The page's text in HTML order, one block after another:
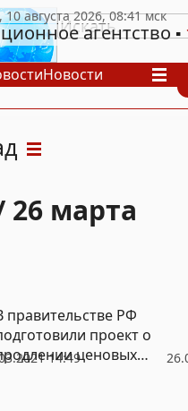
агентство
Новости
26 марта
14:49
правительстве РФ
проект о
ценовых